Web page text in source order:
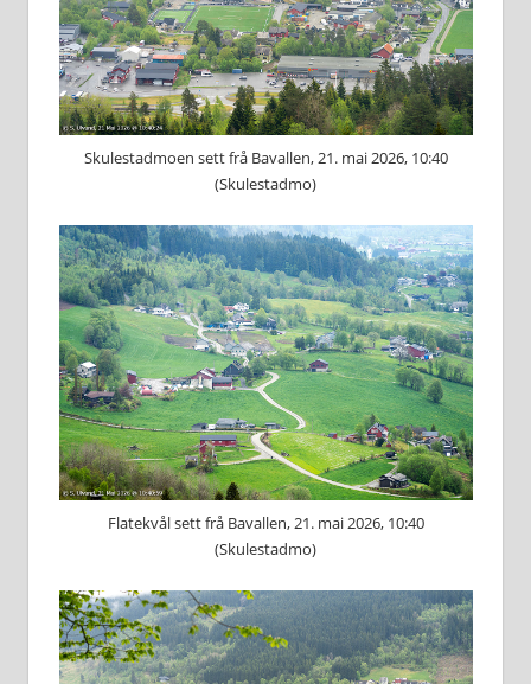
Skulestadmoen sett frå Bavallen, 21. mai 2026, 10:40
(Skulestadmo)
Flatekvål sett frå Bavallen, 21. mai 2026, 10:40
(Skulestadmo)